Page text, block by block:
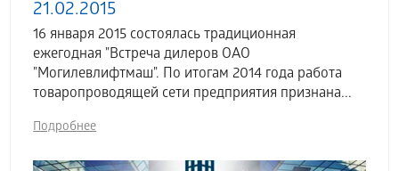
21.02.2015
16 января 2015 состоялась традиционная
ежегодная "Встреча дилеров ОАО
"Могилевлифтмаш". По итогам 2014 года работа
товаропроводящей сети предприятия признана...
Подробнее